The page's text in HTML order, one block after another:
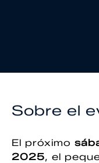
Sobre el
El próximo
2025, el